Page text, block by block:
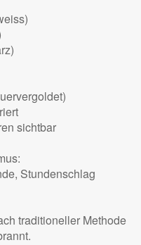
sichtbar
Stundenschlag
traditioneller Methode